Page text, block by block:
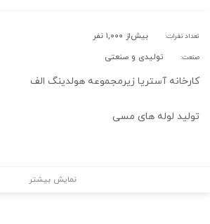
تعداد نفرات: بیش‌از ۱,۰۰۰ نفر
صنعت: تولیدی و صنعتی
کارخانه آستریا زیرمجموعه هولدینگ الف
تولید لوله های مسی
نمایش بیشتر